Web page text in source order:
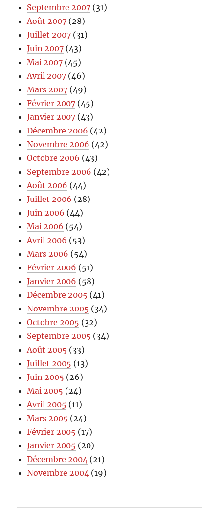
Septembre 2007 (31)
Août 2007 (28)
Juillet 2007 (31)
Juin 2007 (43)
Mai 2007 (45)
Avril 2007 (46)
Mars 2007 (49)
Février 2007 (45)
Janvier 2007 (43)
Décembre 2006 (42)
Novembre 2006 (42)
Octobre 2006 (43)
Septembre 2006 (42)
Août 2006 (44)
Juillet 2006 (28)
Juin 2006 (44)
Mai 2006 (54)
Avril 2006 (53)
Mars 2006 (54)
Février 2006 (51)
Janvier 2006 (58)
Décembre 2005 (41)
Novembre 2005 (34)
Octobre 2005 (32)
Septembre 2005 (34)
Août 2005 (33)
Juillet 2005 (13)
Juin 2005 (26)
Mai 2005 (24)
Avril 2005 (11)
Mars 2005 (24)
Février 2005 (17)
Janvier 2005 (20)
Décembre 2004 (21)
Novembre 2004 (19)